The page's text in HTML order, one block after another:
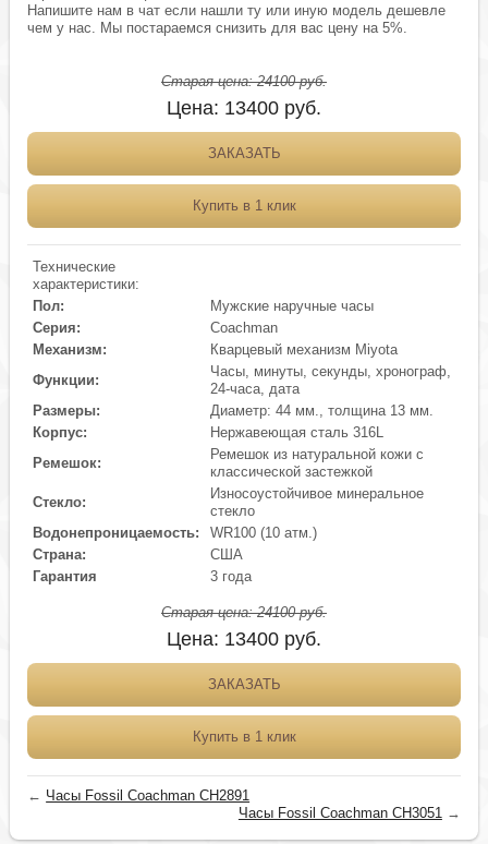
Напишите нам в чат если нашли ту или иную модель дешевле
чем у нас. Мы постараемся снизить для вас цену на 5%.
Старая цена:24100руб.
Цена: 13400 руб.
ЗАКАЗАТЬ
Купить в 1 клик
Технические
характеристики:
Пол:
Мужские наручные часы
Серия:
Coachman
Механизм:
Кварцевый механизм Miyota
Функции:
Часы, минуты, секунды, хронограф,
24-часа, дата
Размеры:
Диаметр: 44 мм., толщина 13 мм.
Корпус:
Нержавеющая сталь 316L
Ремешок:
Ремешок из натуральной кожи с
классической застежкой
Стекло:
Износоустойчивое минеральное
стекло
Водонепроницаемость:
WR100 (10 атм.)
Страна:
США
Гарантия
3 года
Старая цена:24100руб.
Цена: 13400 руб.
ЗАКАЗАТЬ
Купить в 1 клик
← Часы Fossil Coachman CH2891
Часы Fossil Coachman CH3051 →